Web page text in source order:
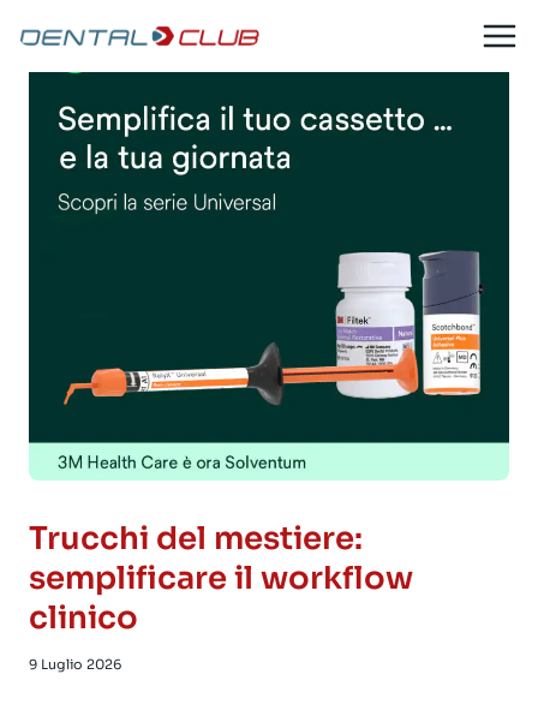
contenuto
Trucchi del mestiere:
semplificare il workflow
clinico
9 Luglio 2026